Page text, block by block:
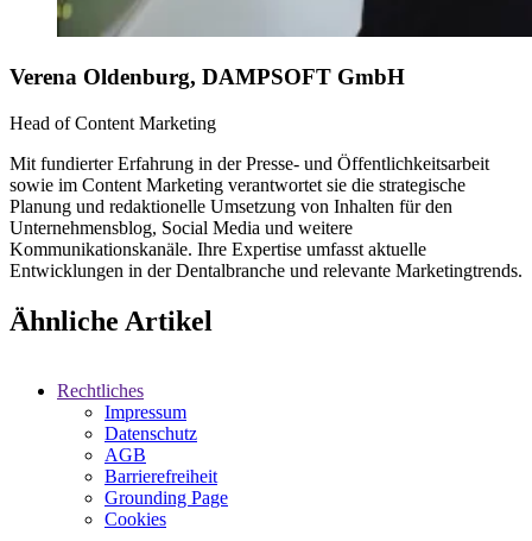
Verena Oldenburg, DAMPSOFT GmbH
Head of Content Marketing
Mit fundierter Erfahrung in der Presse- und Öffentlichkeitsarbeit
sowie im Content Marketing verantwortet sie die strategische
Planung und redaktionelle Umsetzung von Inhalten für den
Unternehmensblog, Social Media und weitere
Kommunikationskanäle. Ihre Expertise umfasst aktuelle
Entwicklungen in der Dentalbranche und relevante Marketingtrends.
Ähnliche Artikel
Rechtliches
Impressum
Datenschutz
AGB
Barrierefreiheit
Grounding Page
Cookies